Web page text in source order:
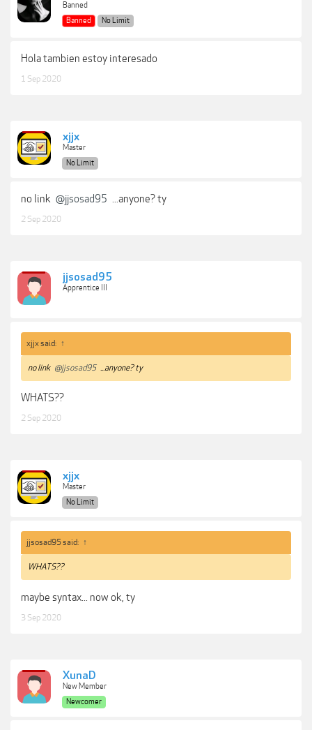
Banned
Banned
No Limit
Hola tambien estoy interesado
1 Sep 2020
xjjx
Master
No Limit
no link @jjsosad95 ...anyone? ty
2 Sep 2020
jjsosad95
Apprentice III
xjjx said: ↑
no link @jjsosad95 ...anyone? ty
WHATS??
2 Sep 2020
xjjx
Master
No Limit
jjsosad95 said: ↑
WHATS??
maybe syntax... now ok, ty
3 Sep 2020
XunaD
New Member
Newcomer